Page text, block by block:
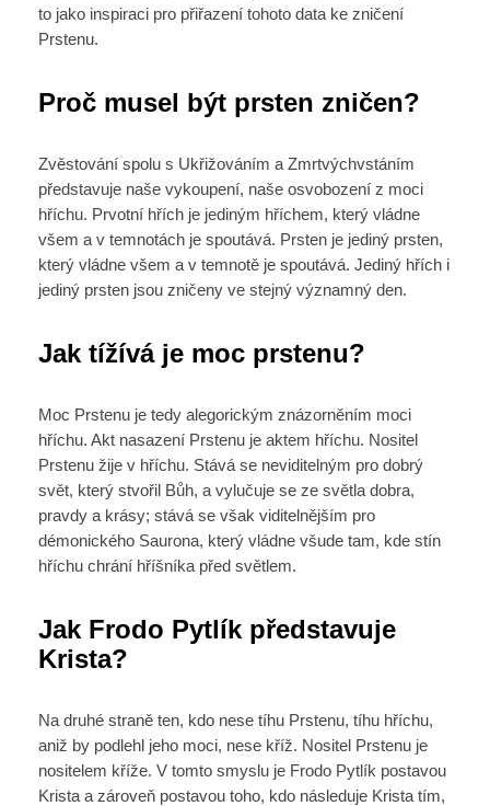
to jako inspiraci pro přiřazení tohoto data ke zničení
Prstenu.
Proč musel být prsten zničen?
Zvěstování spolu s Ukřižováním a Zmrtvýchvstáním
představuje naše vykoupení, naše osvobození z moci
hříchu. Prvotní hřích je jediným hříchem, který vládne
všem a v temnotách je spoutává. Prsten je jediný prsten,
který vládne všem a v temnotě je spoutává. Jediný hřích i
jediný prsten jsou zničeny ve stejný významný den.
Jak tížívá je moc prstenu?
Moc Prstenu je tedy alegorickým znázorněním moci
hříchu. Akt nasazení Prstenu je aktem hříchu. Nositel
Prstenu žije v hříchu. Stává se neviditelným pro dobrý
svět, který stvořil Bůh, a vylučuje se ze světla dobra,
pravdy a krásy; stává se však viditelnějším pro
démonického Saurona, který vládne všude tam, kde stín
hříchu chrání hříšníka před světlem.
Jak Frodo Pytlík představuje
Krista?
Na druhé straně ten, kdo nese tíhu Prstenu, tíhu hříchu,
aniž by podlehl jeho moci, nese kříž. Nositel Prstenu je
nositelem kříže. V tomto smyslu je Frodo Pytlík postavou
Krista a zároveň postavou toho, kdo následuje Krista tím,